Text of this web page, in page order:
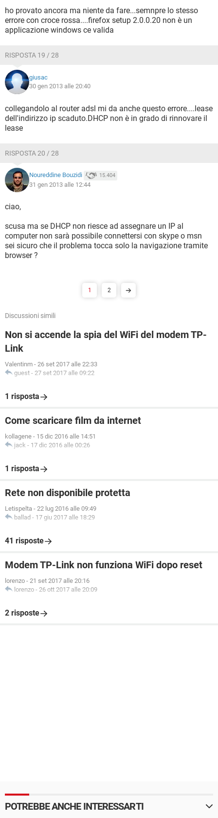
ho provato ancora ma niente da fare...semnpre lo stesso
errore con croce rossa....firefox setup 2.0.0.20 non è un
applicazione windows ce valida
RISPOSTA 19 / 28
giusac
30 gen 2013 alle 20:40
collegandolo al router adsl mi da anche questo errore....lease
dell'indirizzo ip scaduto.DHCP non è in grado di rinnovare il
lease
RISPOSTA 20 / 28
Noureddine Bouzidi 15.404
31 gen 2013 alle 12:44
ciao,
scusa ma se DHCP non riesce ad assegnare un IP al
computer non sarà possibile connettersi con skype o msn
sei sicuro che il problema tocca solo la navigazione tramite
browser ?
1 2
Discussioni simili
Non si accende la spia del WiFi del modem TP-
Link
Valentinm - 26 set 2017 alle 22:33
guest - 27 set 2017 alle 09:22
1 risposta
Come scaricare film da internet
kollagene - 15 dic 2016 alle 14:51
jack - 17 dic 2016 alle 00:26
1 risposta
Rete non disponibile protetta
Letispelta - 22 lug 2016 alle 09:49
ballad - 17 giu 2017 alle 18:29
41 risposte
Modem TP-Link non funziona WiFi dopo reset
lorenzo - 21 set 2017 alle 20:16
lorenzo - 26 ott 2017 alle 20:09
2 risposte
POTREBBE ANCHE INTERESSARTI